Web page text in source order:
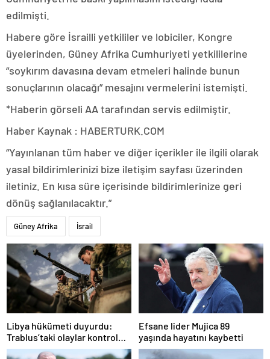
edilmişti.
Habere göre İsrailli yetkililer ve lobiciler, Kongre
üyelerinden, Güney Afrika Cumhuriyeti yetkililerine
“soykırım davasına devam etmeleri halinde bunun
sonuçlarının olacağı” mesajını vermelerini istemişti.
*Haberin görseli AA tarafından servis edilmiştir.
Haber Kaynak : HABERTURK.COM
“Yayınlanan tüm haber ve diğer içerikler ile ilgili olarak
yasal bildirimlerinizi bize iletişim sayfası üzerinden
iletiniz. En kısa süre içerisinde bildirimlerinize geri
dönüş sağlanılacaktır.”
Güney Afrika İsrail
Libya hükümeti duyurdu:
Trablus’taki olaylar kontrol
altında
Efsane lider Mujica 89
yaşında hayatını kaybetti